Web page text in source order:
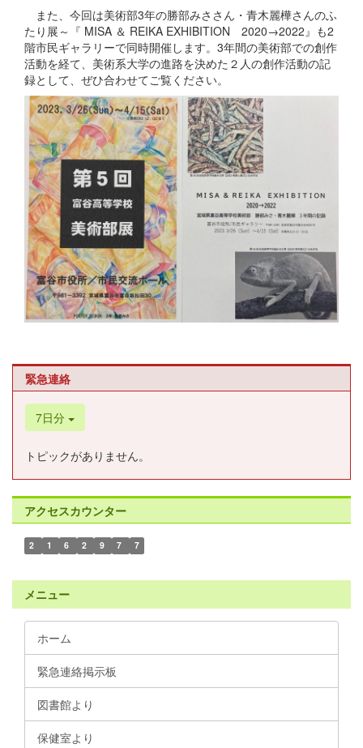
また、今回は美術部3年の勝部みささん・青木麗樺さんのふ
たり展～『 MISA ＆ REIKA EXHIBITION 2020→2022』も2
階市民ギャラリーで同時開催します。3年間の美術部での創作
活動を経て、美術系大学の進路を決めた２人の創作活動の記
録として、ぜひ合わせてご覧ください。
緊急連絡
7日分
トピックがありません。
アクセスカウンター
2 1 6 2 9 7 7
メニュー
ホーム
緊急連絡掲示板
図書館より
保健室より